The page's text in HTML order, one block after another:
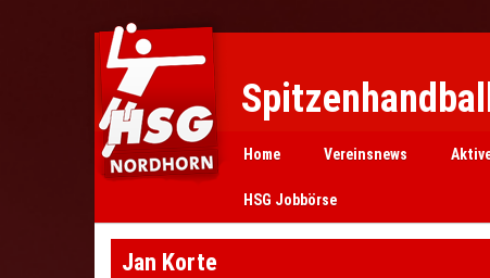
Home Vereinsnews
HSG Jobbörse
Jan Korte